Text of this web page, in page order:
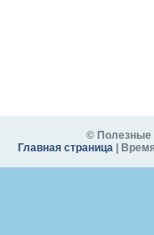
© Полезные
Главная страница|